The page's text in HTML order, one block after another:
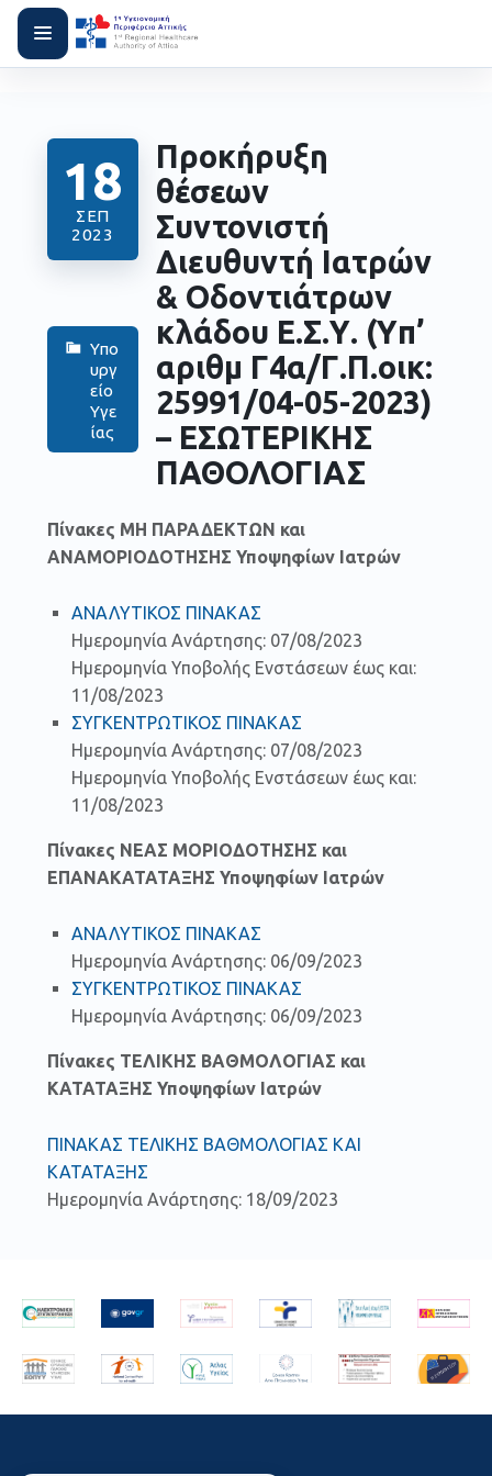
18
ΣΕΠ
2023
Υπο
υργ
είο
Υγε
ίας
Προκήρυξη
θέσεων
Συντονιστή
Διευθυντή Ιατρών
& Οδοντιάτρων
κλάδου Ε.Σ.Υ. (Yπ’
αριθμ Γ4α/Γ.Π.οικ:
25991/04-05-2023)
– ΕΣΩΤΕΡΙΚΗΣ
ΠΑΘΟΛΟΓΙΑΣ
Πίνακες ΜΗ ΠΑΡΑΔΕΚΤΩΝ και
ΑΝΑΜΟΡΙΟΔΟΤΗΣΗΣ Υποψηφίων Ιατρών
ΑΝΑΛΥΤΙΚΟΣ ΠΙΝΑΚΑΣ
Ημερομηνία Ανάρτησης: 07/08/2023
Ημερομηνία Υποβολής Ενστάσεων έως και:
11/08/2023
ΣΥΓΚΕΝΤΡΩΤΙΚΟΣ ΠΙΝΑΚΑΣ
Ημερομηνία Ανάρτησης: 07/08/2023
Ημερομηνία Υποβολής Ενστάσεων έως και:
11/08/2023
Πίνακες ΝΕΑΣ ΜΟΡΙΟΔΟΤΗΣΗΣ και
ΕΠΑΝΑΚΑΤΑΤΑΞΗΣ Υποψηφίων Ιατρών
ΑΝΑΛΥΤΙΚΟΣ ΠΙΝΑΚΑΣ
Ημερομηνία Ανάρτησης: 06/09/2023
ΣΥΓΚΕΝΤΡΩΤΙΚΟΣ ΠΙΝΑΚΑΣ
Ημερομηνία Ανάρτησης: 06/09/2023
Πίνακες ΤΕΛΙΚΗΣ ΒΑΘΜΟΛΟΓΙΑΣ και
ΚΑΤΑΤΑΞΗΣ Υποψηφίων Ιατρών
ΠΙΝΑΚΑΣ ΤΕΛΙΚΗΣ ΒΑΘΜΟΛΟΓΙΑΣ ΚΑΙ
ΚΑΤΑΤΑΞΗΣ
Ημερομηνία Ανάρτησης: 18/09/2023